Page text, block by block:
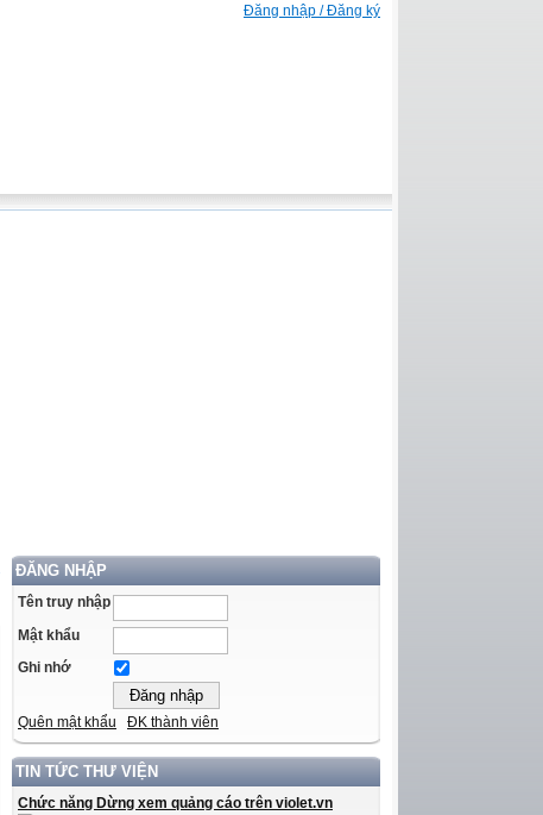
Đăng nhập / Đăng ký
ĐĂNG NHẬP
Tên truy nhập
Mật khẩu
Ghi nhớ
Quên mật khẩu ĐK thành viên
TIN TỨC THƯ VIỆN
Chức năng Dừng xem quảng cáo trên violet.vn